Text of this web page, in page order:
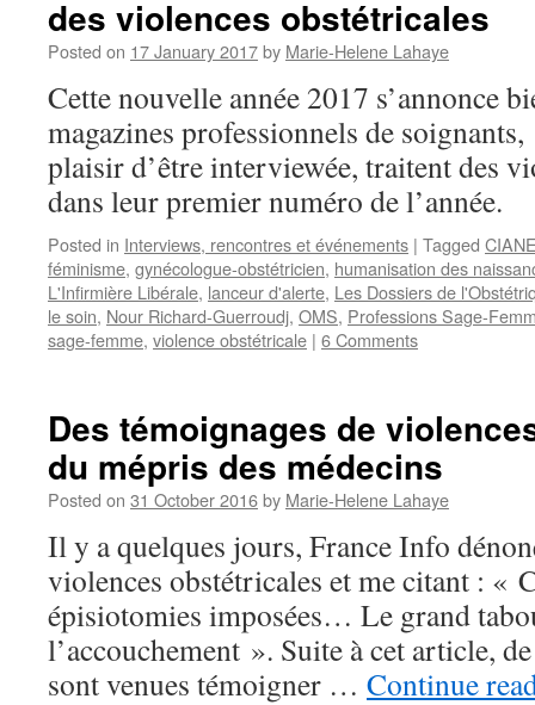
des violences obstétricales
Posted on 17 January 2017by Marie-Helene Lahaye
Cette nouvelle année 2017 s’annonce
magazines professionnels de
plaisir d’être interviewée, traitent des
dans leur premier numéro de l’année.
Posted in Interviews, rencontres et événements | Tagged
féminisme, gynécologue-obstétricien, humanisation des
L'Infirmière Libérale, lanceur d'alerte, Les Dossiers de
le soin, Nour Richard-Guerroudj, OMS, Professions Sage-
sage-femme, violence obstétricale | 6 Comments
Des témoignages de
du mépris des médecins
Posted on 31 October 2016by Marie-Helene Lahaye
Il y a quelques jours, France Info
violences obstétricales et me citant : «
épisiotomies imposées… Le grand
l’accouchement ». Suite à cet article,
sont venues témoigner … Continue